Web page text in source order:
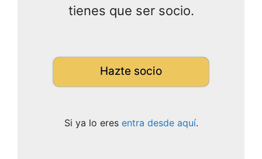
tienes que ser socio.
Hazte socio
Si ya lo eres entra desde aquí.